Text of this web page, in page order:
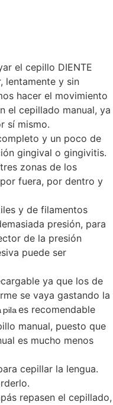
el cepillo DIENTE
lentamente y sin
hacer el movimiento
el cepillado manual, ya
sí mismo.
y un poco de
gingival o gingivitis.
zonas de los
fuera, por dentro y
y de filamentos
presión, para
de la presión
puede ser
ya que los de
se vaya gastando la
pilaes recomendable
manual, puesto que
es mucho menos
cepillar la lengua.
repasen el cepillado,